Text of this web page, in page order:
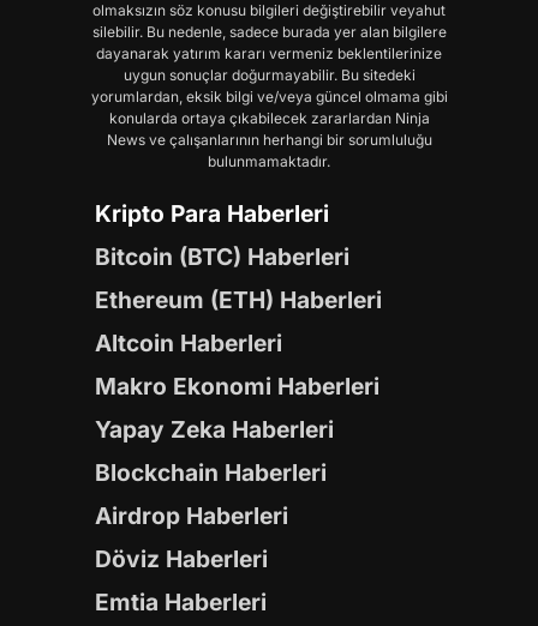
olmaksızın söz konusu bilgileri değiştirebilir veyahut
silebilir. Bu nedenle, sadece burada yer alan bilgilere
dayanarak yatırım kararı vermeniz beklentilerinize
uygun sonuçlar doğurmayabilir. Bu sitedeki
yorumlardan, eksik bilgi ve/veya güncel olmama gibi
konularda ortaya çıkabilecek zararlardan Ninja
News ve çalışanlarının herhangi bir sorumluluğu
bulunmamaktadır.
Kripto Para Haberleri
Bitcoin (BTC) Haberleri
Ethereum (ETH) Haberleri
Altcoin Haberleri
Makro Ekonomi Haberleri
Yapay Zeka Haberleri
Blockchain Haberleri
Airdrop Haberleri
Döviz Haberleri
Emtia Haberleri